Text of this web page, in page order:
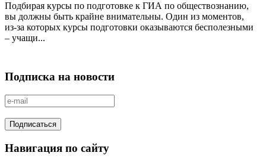
Подбирая курсы по подготовке к ГИА по обществознанию,
вы должны быть крайне внимательны. Один из моментов,
из-за которых курсы подготовки оказываются бесполезными
– учащи...
Подписка на новости
Навигация по сайту